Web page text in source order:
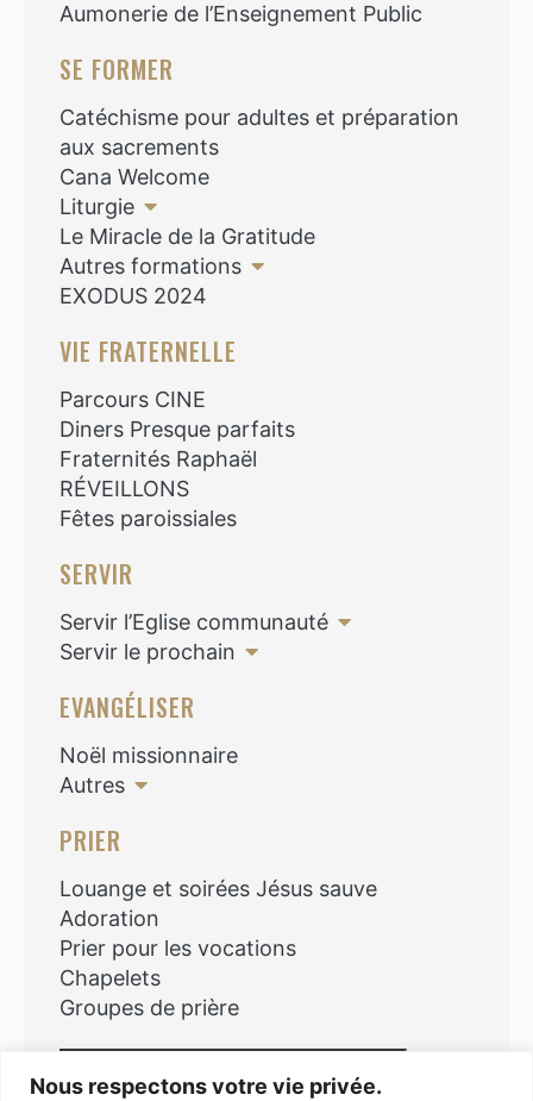
Nous respectons votre vie privée.
Aumonerie de l’Enseignement Public
SE FORMER
Catéchisme pour adultes et préparation
aux sacrements
Cana Welcome
Liturgie
Le Miracle de la Gratitude
Autres formations
EXODUS 2024
VIE FRATERNELLE
Parcours CINE
Diners Presque parfaits
Fraternités Raphaël
RÉVEILLONS
Fêtes paroissiales
SERVIR
Servir l’Eglise communauté
Servir le prochain
EVANGÉLISER
Noël missionnaire
Autres
PRIER
Louange et soirées Jésus sauve
Adoration
Prier pour les vocations
Chapelets
Groupes de prière